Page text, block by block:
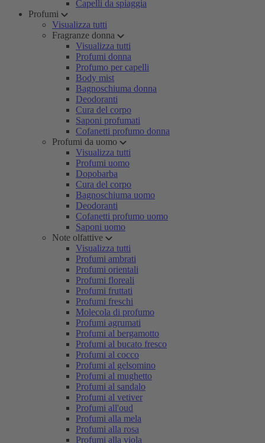
Capelli da spiaggia
Profumi
Visualizza tutti
Fragranze donna
Visualizza tutti
Profumi donna
Profumo per capelli
Body mist
Bagnoschiuma donna
Deodoranti
Cura del corpo
Saponi profumati
Cofanetti profumo donna
Profumi da uomo
Visualizza tutti
Profumi uomo
Dopobarba
Cura del corpo
Bagnoschiuma uomo
Deodoranti
Cofanetti profumo uomo
Saponi uomo
Note olfattive
Visualizza tutti
Profumi ambrati
Profumi orientali
Profumi floreali
Profumi fruttati
Profumi freschi
Molecola di profumo
Profumi agrumati
Profumi al bergamotto
Profumi al bucato fresco
Profumi al cocco
Profumi al gelsomino
Profumi al mughetto
Profumi al sandalo
Profumi al vetiver
Profumi all'oud
Profumi alla mela
Profumi alla rosa
Profumi alla viola